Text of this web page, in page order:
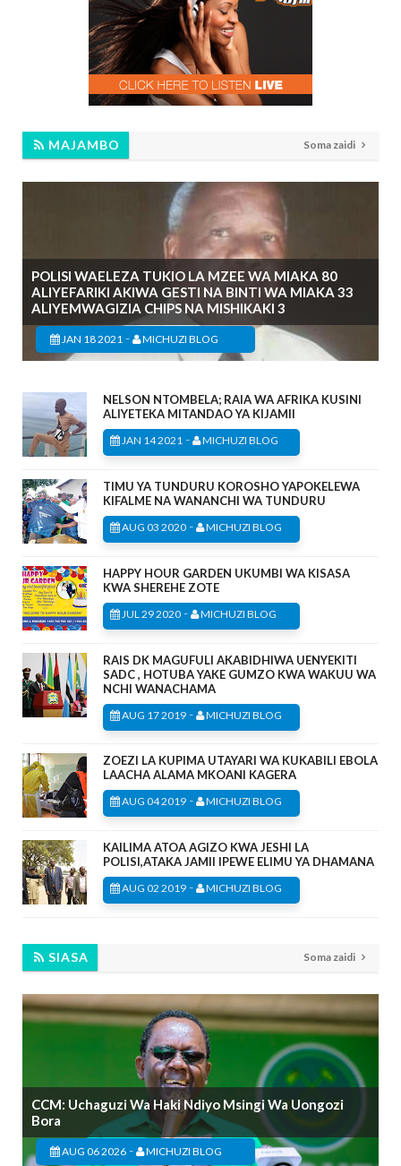
MAJAMBO Soma zaidi
POLISI WAELEZA TUKIO LA MZEE WA MIAKA 80
ALIYEFARIKI AKIWA GESTI NA BINTI WA MIAKA 33
ALIYEMWAGIZIA CHIPS NA MISHIKAKI 3
JAN 18 2021 - MICHUZI BLOG
NELSON NTOMBELA; RAIA WA AFRIKA KUSINI
ALIYETEKA MITANDAO YA KIJAMII
JAN 14 2021 - MICHUZI BLOG
TIMU YA TUNDURU KOROSHO YAPOKELEWA
KIFALME NA WANANCHI WA TUNDURU
AUG 03 2020 - MICHUZI BLOG
HAPPY HOUR GARDEN UKUMBI WA KISASA
KWA SHEREHE ZOTE
JUL 29 2020 - MICHUZI BLOG
RAIS DK MAGUFULI AKABIDHIWA UENYEKITI
SADC , HOTUBA YAKE GUMZO KWA WAKUU WA
NCHI WANACHAMA
AUG 17 2019 - MICHUZI BLOG
ZOEZI LA KUPIMA UTAYARI WA KUKABILI EBOLA
LAACHA ALAMA MKOANI KAGERA
AUG 04 2019 - MICHUZI BLOG
KAILIMA ATOA AGIZO KWA JESHI LA
POLISI,ATAKA JAMII IPEWE ELIMU YA DHAMANA
AUG 02 2019 - MICHUZI BLOG
SIASA Soma zaidi
CCM: Uchaguzi Wa Haki Ndiyo Msingi Wa Uongozi
Bora
AUG 06 2026 - MICHUZI BLOG